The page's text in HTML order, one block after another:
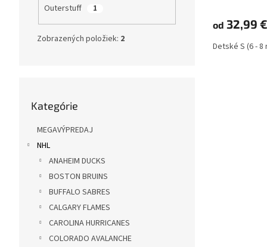
Outerstuff 1
Zobrazených položiek: 2
kategórie
Kategórie
MEGAVÝPREDAJ
NHL
ANAHEIM DUCKS
BOSTON BRUINS
BUFFALO SABRES
CALGARY FLAMES
CAROLINA HURRICANES
COLORADO AVALANCHE
od 32,99 €
Detské S (6 - 8